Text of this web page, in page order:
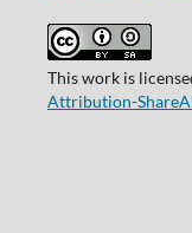
This work is
Attribution-